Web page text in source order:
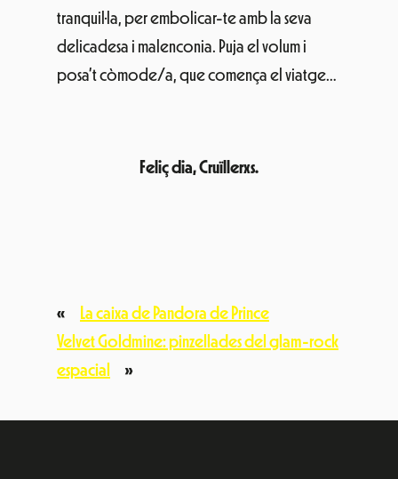
tranquil·la, per embolicar-te amb la seva
delicadesa i malenconia. Puja el volum i
posa’t còmode/a, que comença el viatge…
Feliç dia, Cruïllerxs.
«
La caixa de Pandora de Prince
Velvet Goldmine: pinzellades del glam-rock
espacial
»